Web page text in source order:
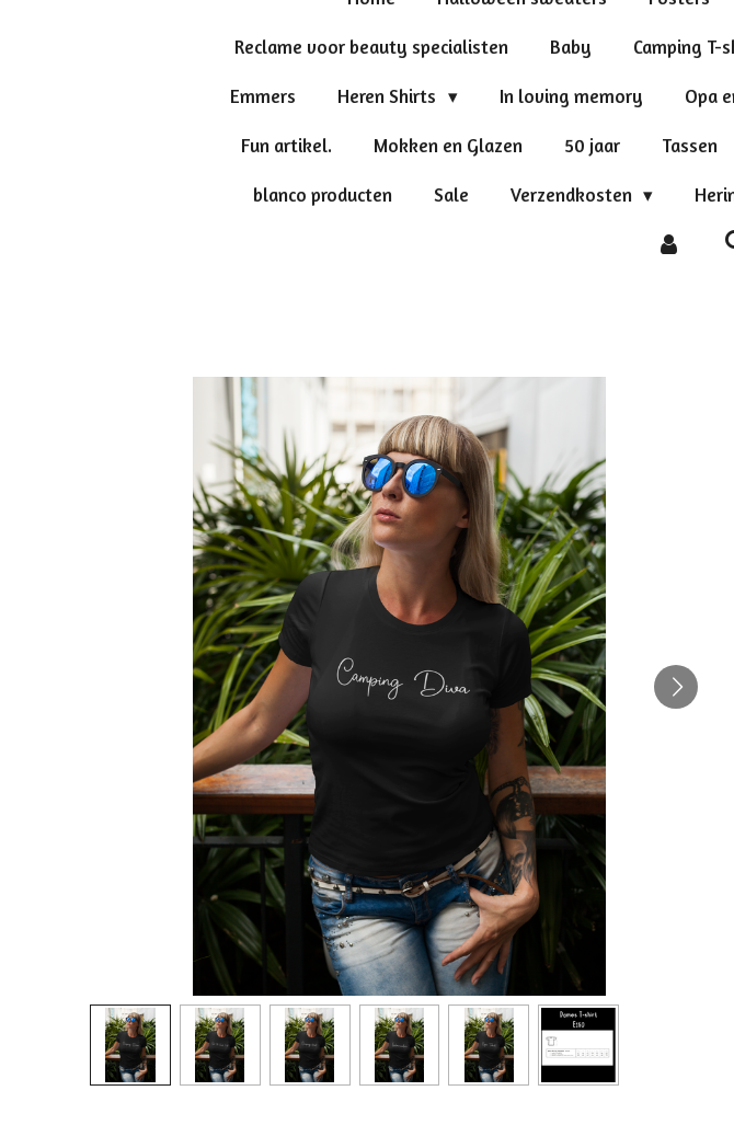
Reclame voor beauty specialisten Baby Camping T-
Emmers Heren Shirts In loving memory Opa
Fun artikel. Mokken en Glazen 50 jaar Tassen
blanco producten Sale Verzendkosten